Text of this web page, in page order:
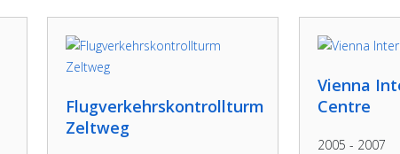
Flugverkehrskontrollturm
Zeltweg
Vienna
Centre
2005 - 2007